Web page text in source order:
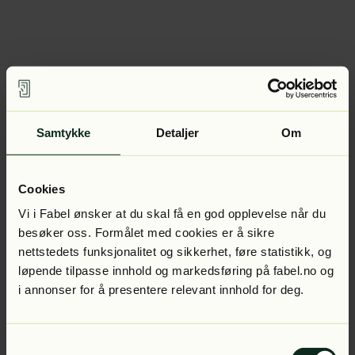
Samtykke Detaljer Om
Cookies
Vi i Fabel ønsker at du skal få en god opplevelse når du
besøker oss. Formålet med cookies er å sikre
nettstedets funksjonalitet og sikkerhet, føre statistikk, og
løpende tilpasse innhold og markedsføring på fabel.no og
i annonser for å presentere relevant innhold for deg.